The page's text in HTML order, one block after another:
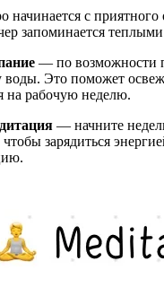
начинается с
запоминается
— по возможности
Это поможет
на рабочую неделю.
— начните
зарядиться